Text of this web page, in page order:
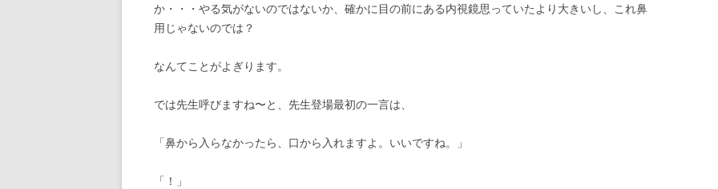
か・・・やる気がないのではないか、確かに目の前にある内視鏡思っていたより大きいし、これ鼻
用じゃないのでは？
なんてことがよぎります。
では先生呼びますね〜と、先生登場最初の一言は、
「鼻から入らなかったら、口から入れますよ。いいですね。」
「！」